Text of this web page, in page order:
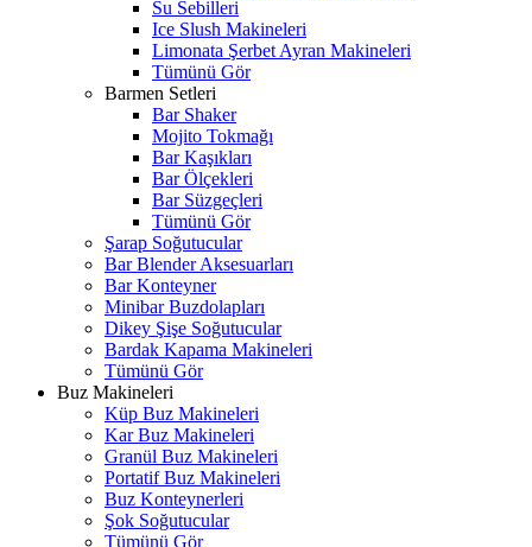
Su Sebilleri
Ice Slush Makineleri
Limonata Şerbet Ayran Makineleri
Tümünü Gör
Barmen Setleri
Bar Shaker
Mojito Tokmağı
Bar Kaşıkları
Bar Ölçekleri
Bar Süzgeçleri
Tümünü Gör
Şarap Soğutucular
Bar Blender Aksesuarları
Bar Konteyner
Minibar Buzdolapları
Dikey Şişe Soğutucular
Bardak Kapama Makineleri
Tümünü Gör
Buz Makineleri
Küp Buz Makineleri
Kar Buz Makineleri
Granül Buz Makineleri
Portatif Buz Makineleri
Buz Konteynerleri
Şok Soğutucular
Tümünü Gör